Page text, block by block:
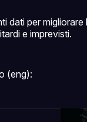
dati per migliorare
e imprevisti.
(eng):